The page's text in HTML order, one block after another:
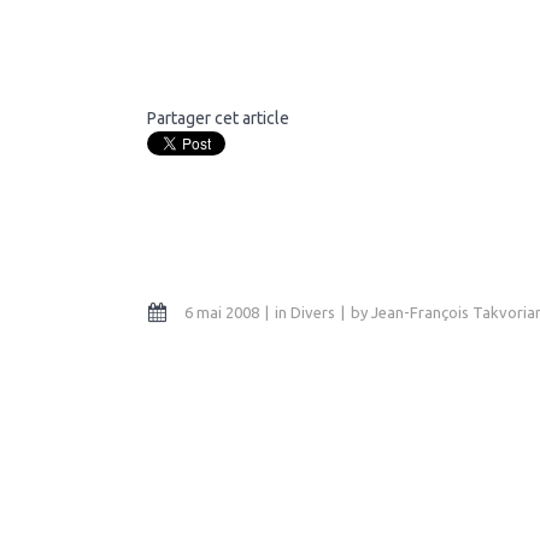
Partager cet article
6 mai 2008 in Divers by Jean-François